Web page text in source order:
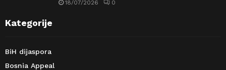
18/07/2026 0
Kategorije
BiH dijaspora
Bosnia Appeal